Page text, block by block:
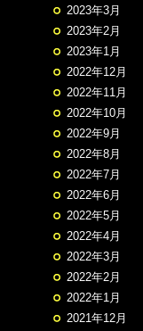
2023年3月
2023年2月
2023年1月
2022年12月
2022年11月
2022年10月
2022年9月
2022年8月
2022年7月
2022年6月
2022年5月
2022年4月
2022年3月
2022年2月
2022年1月
2021年12月